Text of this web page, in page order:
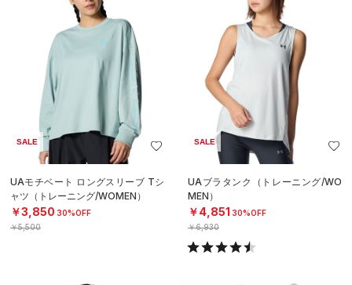
SALE
UAモチベート ロングスリーブ Tシ
ャツ（トレーニング/WOMEN）
￥3,850 30%OFF
￥5,500
SALE
UAブラタンク（トレーニング/WO
MEN）
￥4,851 30%OFF
￥6,930